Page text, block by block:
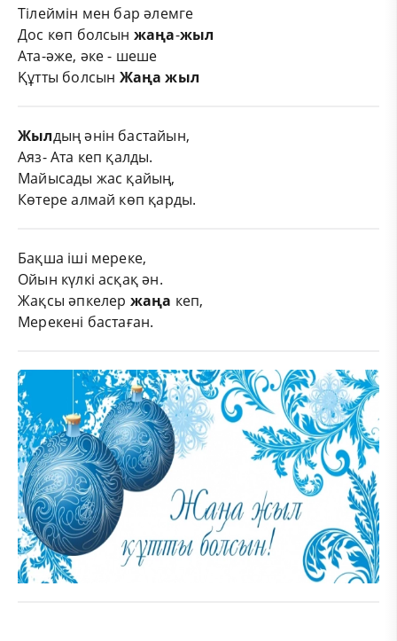
Тілеймін мен бар әлемге
Дос көп болсын жаңа-жыл
Ата-әже, әке - шеше
Құтты болсын Жаңа жыл
Жылдың әнін бастайын,
Аяз- Ата кеп қалды.
Майысады жас қайың,
Көтере алмай көп қарды.
Бақша іші мереке,
Ойын күлкі асқақ ән.
Жақсы әпкелер жаңа кеп,
Мерекені бастаған.